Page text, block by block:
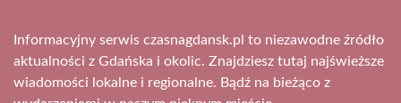
Informacyjny serwis czasnagdansk.pl to niezawodne źródło
aktualności z Gdańska i okolic. Znajdziesz tutaj najświeższe
wiadomości lokalne i regionalne. Bądź na bieżąco z